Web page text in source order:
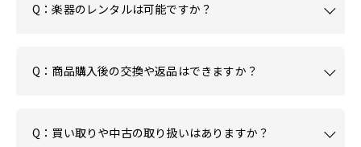
Q：楽器のレンタルは可能ですか？
Q：商品購入後の交換や返品はできますか？
Q：買い取りや中古の取り扱いはありますか？